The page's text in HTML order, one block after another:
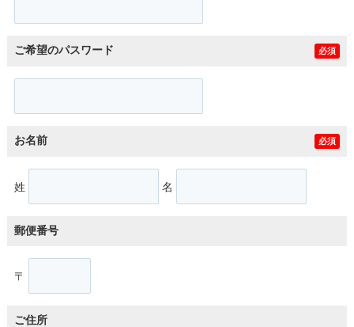
ご希望のパスワード 必須
お名前 必須
姓 名
郵便番号
〒
ご住所